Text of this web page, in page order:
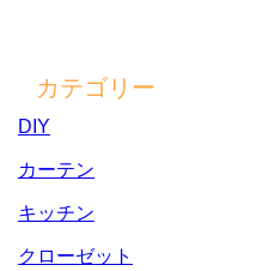
カテゴリー
DIY
カーテン
キッチン
クローゼット